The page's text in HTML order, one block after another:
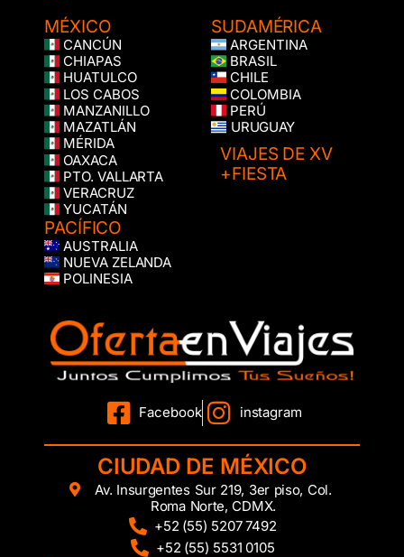
MÉXICO
CANCÚN
CHIAPAS
HUATULCO
LOS CABOS
MANZANILLO
MAZATLÁN
MÉRIDA
OAXACA
PTO. VALLARTA
VERACRUZ
YUCATÁN
PACÍFICO
AUSTRALIA
NUEVA ZELANDA
POLINESIA
SUDAMÉRICA
ARGENTINA
BRASIL
CHILE
COLOMBIA
PERÚ
URUGUAY
VIAJES DE XV
+FIESTA
Facebook instagram
CIUDAD DE MÉXICO
Av. Insurgentes Sur 219, 3er piso, Col.
Roma Norte, CDMX.
+52 (55) 5207 7492
+52 (55) 5531 0105